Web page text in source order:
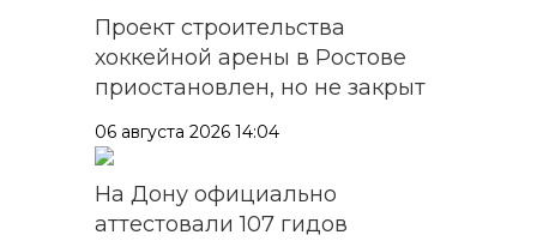
Проект строительства
хоккейной арены в Ростове
приостановлен, но не закрыт
06 августа 2026 14:04
На Дону официально
аттестовали 107 гидов